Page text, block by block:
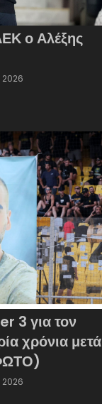
ο Αλέξης
3 για τον
χρόνια μετά